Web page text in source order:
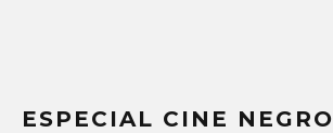
ESPECIAL CINE NEGRO